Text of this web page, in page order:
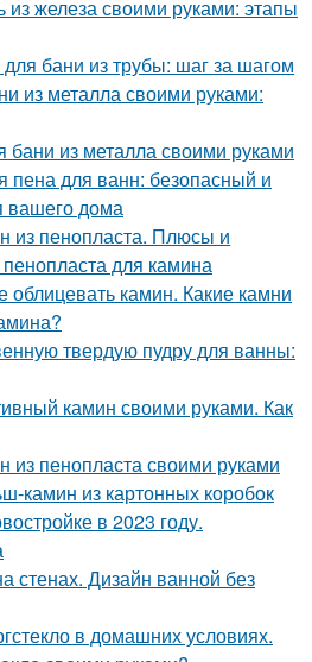
железа своими руками: этапы
для бани из трубы: шаг за шагом
из металла своими руками:
бани из металла своими руками
пена для ванн: безопасный и
вашего дома
из пенопласта. Плюсы и
для камина
камин. Какие камни
твердую пудру для ванны:
камин своими руками. Как
из пенопласта своими руками
камин из картонных коробок
в 2023 году.
стенах. Дизайн ванной без
в домашних условиях.